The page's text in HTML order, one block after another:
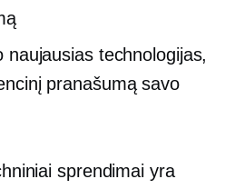
technologijas,
pranašumą savo
sprendimai yra